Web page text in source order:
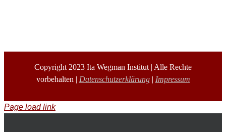
Copyright 2023 Ita Wegman Institut | Alle Rechte
vorbehalten | Datenschutzerklärung| Impressum
Page load link